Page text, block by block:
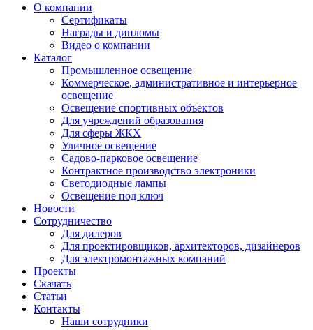
О компании
Сертификаты
Награды и дипломы
Видео о компании
Каталог
Промышленное освещение
Коммерческое, административное и интерьерное
освещение
Освещение спортивных объектов
Для учреждений образования
Для сферы ЖКХ
Уличное освещение
Садово-парковое освещение
Контрактное производство электроники
Светодиодные лампы
Освещение под ключ
Новости
Сотрудничество
Для дилеров
Для проектировщиков, архитекторов, дизайнеров
Для электромонтажных компаний
Проекты
Скачать
Статьи
Контакты
Наши сотрудники